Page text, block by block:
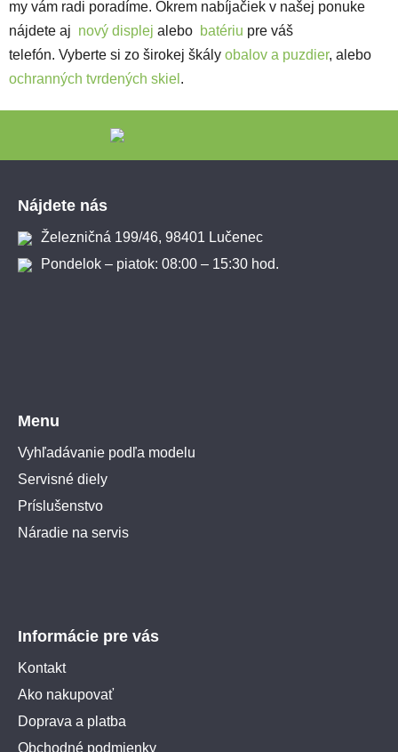
my vám radi poradíme. Okrem nabíjačiek v našej ponuke
nájdete aj nový displej alebo batériu pre váš
telefón. Vyberte si zo širokej škály obalov a puzdier, alebo
ochranných tvrdených skiel .
Nájdete nás
Železničná 199/46, 98401 Lučenec
Pondelok – piatok: 08:00 – 15:30 hod.
Menu
Vyhľadávanie podľa modelu
Servisné diely
Príslušenstvo
Náradie na servis
Informácie pre vás
Kontakt
Ako nakupovať
Doprava a platba
Obchodné podmienky